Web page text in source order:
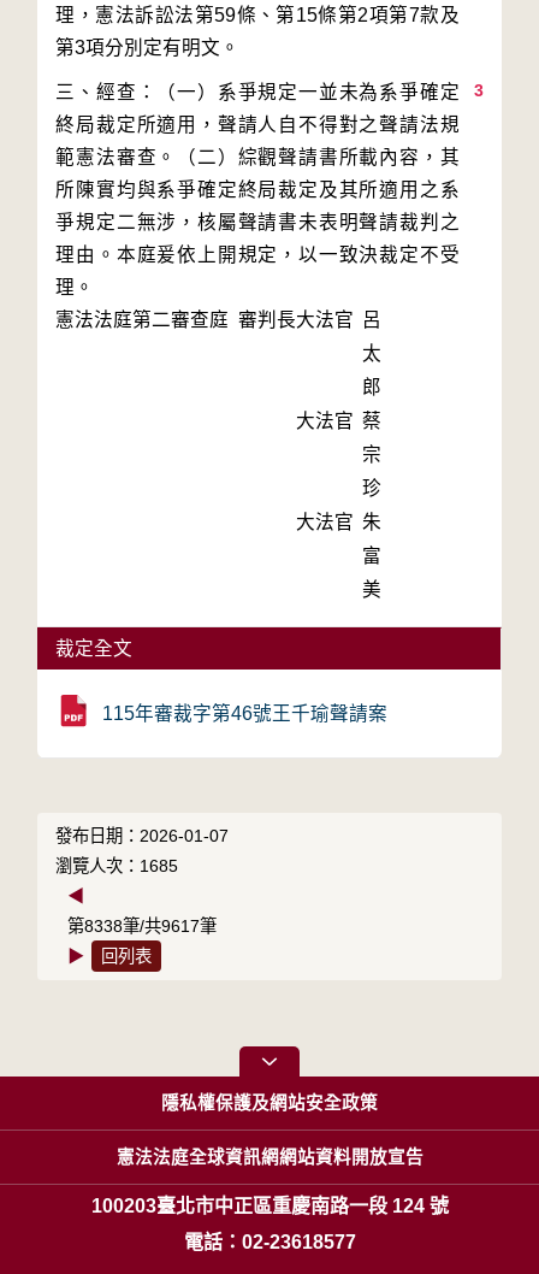
理，憲法訴訟法第59條、第15條第2項第7款及
3
三、經查：（一）系爭規定一並未為系爭確定
終局裁定所適用，聲請人自不得對之聲請法規
範憲法審查。（二）綜觀聲請書所載內容，其
所陳實均與系爭確定終局裁定及其所適用之系
爭規定二無涉，核屬聲請書未表明聲請裁判之
理由。本庭爰依上開規定，以一致決裁定不受
理。
憲法法庭第二審查庭 審判長大法官 呂
太
郎
大法官 蔡
宗
珍
大法官 朱
富
美
裁定全文
115年審裁字第46號王千瑜聲請案
發布日期：2026-01-07
瀏覽人次：1685
◀
第8338筆/共9617筆
▶
回列表
隱私權保護及網站安全政策
憲法法庭全球資訊網網站資料開放宣告
100203臺北市中正區重慶南路一段 124 號
電話：02-23618577